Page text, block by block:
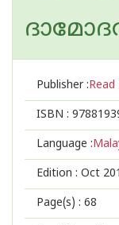
Publisher :
ISBN :
Language :
Edition : Oct
Page(s) : 68